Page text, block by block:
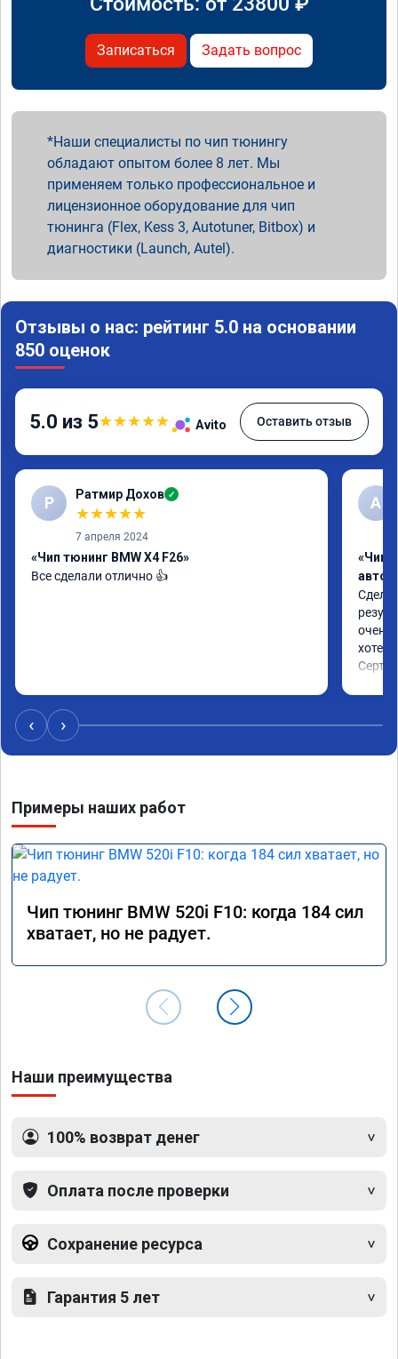
Записаться Задать вопрос
Наши специалисты по чип тюнингу
обладают опытом более 8 лет. Мы
применяем только профессиональное и
лицензионное оборудование для чип
тюнинга (Flex, Kess 3, Autotuner, Bitbox) и
диагностики (Launch, Autel).
Отзывы о нас: рейтинг 5.0 на основании
850 оценок
5.0 из 5★★★★★ Avito Оставить отзыв
Р Ратмир Дохов ✓
★★★★★
7 апреля 2024
«Чип тюнинг BMW X4 F26»
Все сделали отлично 👍
A
«Чип
очень
хотел.
‹ ›
Примеры наших работ
Чип тюнинг BMW 520i F10: когда 184 сил
хватает, но не радует.
Наши преимущества
100% возврат денег
Оплата после проверки
Сохранение ресурса
Гарантия 5 лет